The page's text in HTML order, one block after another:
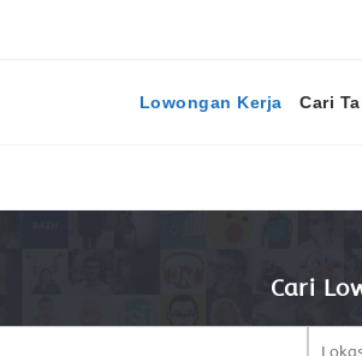
Lowongan Kerja Cari
Cari